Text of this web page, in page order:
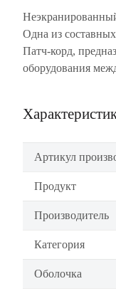
Одна из
Патч-корд,
оборудования
рабочих
оконцованного
стандарту
Артикул
Продукт
Производитель
Категория
Оболочка